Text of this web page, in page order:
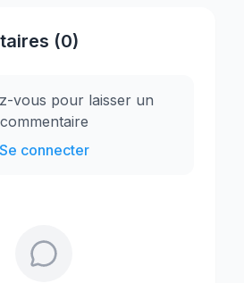
(0)
vous pour laisser un
commentaire
Se connecter